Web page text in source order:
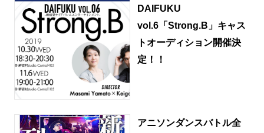
DAIFUKU
vol.6「Strong.B」キャス
トオーディション開催決
定！！
アニソンダンスバトル全